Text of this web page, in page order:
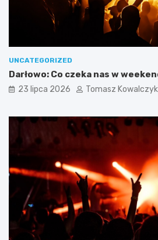
UNCATEGORIZED
Darłowo: Co czeka nas w
23 lipca 2026 Tomasz Kowalczyk